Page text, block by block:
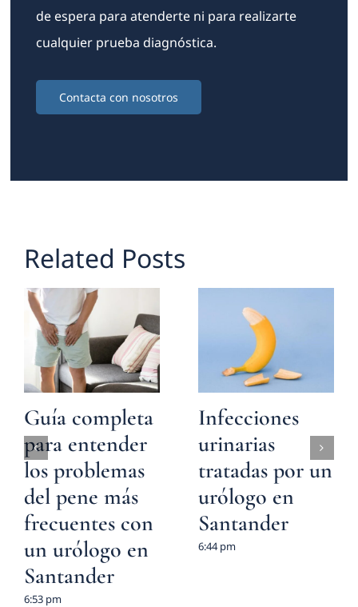
de espera para atenderte ni para realizarte
cualquier prueba diagnóstica.
Contacta con nosotros
Related Posts
Guía completa
para entender
los problemas
del pene más
frecuentes con
un urólogo en
Santander
6:53 pm
Infecciones
urinarias
tratadas por un
urólogo en
Santander
6:44 pm